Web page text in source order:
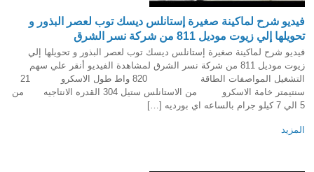
فيديو شرح لماكينة صغيرة إستانلس ديسك توب لعصر البذور و
تحويلها إلي زيوت موديل 811 من شركة نسر الشرق
فيديو شرح لماكينة صغيرة إستانلس ديسك توب لعصر البذور و تحويلها إلي
زيوت موديل 811 من شركة نسر الشرق لمشاهدة الفيديو أنقر علي سهم
التشغيل المواصفات الطاقة 820 واط طول الاسكرو 21
سنتيمتر خامة الاسكرو من الاستانلس ستيل 304 القدره الانتاجيه من
5 الي 7 كيلو جرام بالساعه اي بورديه […]
المزيد